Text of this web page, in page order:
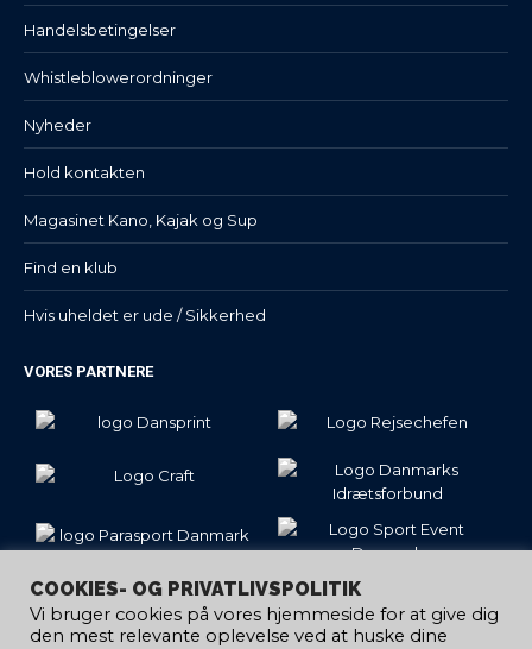
Handelsbetingelser
Whistleblowerordninger
Nyheder
Hold kontakten
Magasinet Kano, Kajak og Sup
Find en klub
Hvis uheldet er ude / Sikkerhed
VORES PARTNERE
COOKIES- OG PRIVATLIVSPOLITIK
Vi bruger cookies på vores hjemmeside for at give dig
den mest relevante oplevelse ved at huske dine